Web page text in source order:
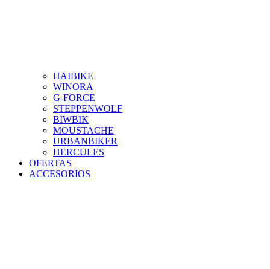
HAIBIKE
WINORA
G-FORCE
STEPPENWOLF
BIWBIK
MOUSTACHE
URBANBIKER
HERCULES
OFERTAS
ACCESORIOS